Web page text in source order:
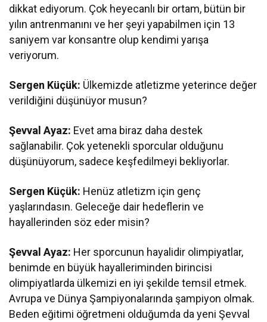
dikkat ediyorum. Çok heyecanlı bir ortam, bütün bir
yılın antrenmanını ve her şeyi yapabilmen için 13
saniyem var konsantre olup kendimi yarışa
veriyorum.
Sergen Küçük: Ülkemizde atletizme yeterince değer
verildiğini düşünüyor musun?
Şevval Ayaz: Evet ama biraz daha destek
sağlanabilir. Çok yetenekli sporcular olduğunu
düşünüyorum, sadece keşfedilmeyi bekliyorlar.
Sergen Küçük: Henüz atletizm için genç
yaşlarındasın. Geleceğe dair hedeflerin ve
hayallerinden söz eder misin?
Şevval Ayaz: Her sporcunun hayalidir olimpiyatlar,
benimde en büyük hayalleriminden birincisi
olimpiyatlarda ülkemizi en iyi şekilde temsil etmek.
Avrupa ve Dünya Şampiyonalarında şampiyon olmak.
Beden eğitimi öğretmeni olduğumda da yeni Şevval